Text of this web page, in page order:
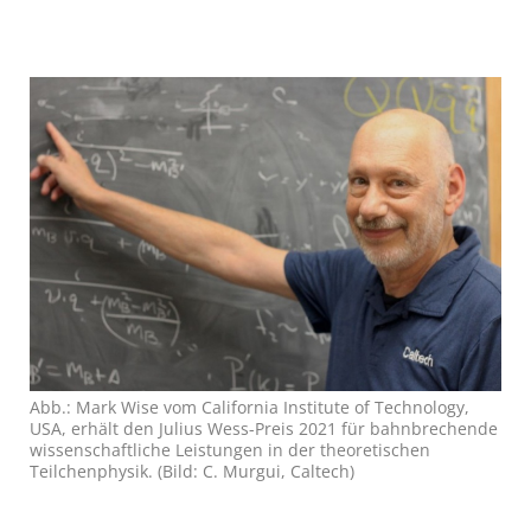
Abb.: Mark Wise vom California Institute of Technology,
USA, erhält den Julius Wess-Preis 2021 für bahn­brechende
wissen­schaftliche Leistungen in der theoretischen
Teilchen­physik. (Bild: C. Murgui, Caltech)